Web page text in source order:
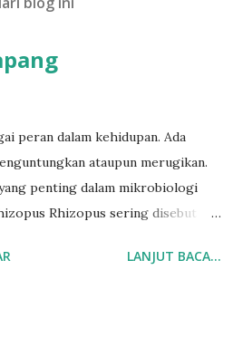
peran dalam kehidupan. Ada
ataupun merugikan.
penting dalam mikrobiologi
Rhizopus sering disebut
itu, kapang ini juga sering
LANJUT BACA...